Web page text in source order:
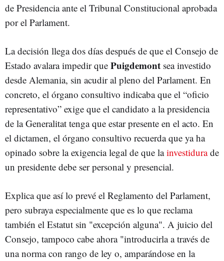
de Presidencia ante el Tribunal Constitucional aprobada
por el Parlament.
La decisión llega dos días después de que el Consejo de
Estado avalara impedir que Puigdemont sea investido
desde Alemania, sin acudir al pleno del Parlament. En
concreto, el órgano consultivo indicaba que el “oficio
representativo” exige que el candidato a la presidencia
de la Generalitat tenga que estar presente en el acto. En
el dictamen, el órgano consultivo recuerda que ya ha
opinado sobre la exigencia legal de que lainvestidurade
un presidente debe ser personal y presencial.
Explica que así lo prevé el Reglamento del Parlament,
pero subraya especialmente que es lo que reclama
también el Estatut sin "excepción alguna". A juicio del
Consejo, tampoco cabe ahora "introducirla a través de
una norma con rango de ley o, amparándose en la